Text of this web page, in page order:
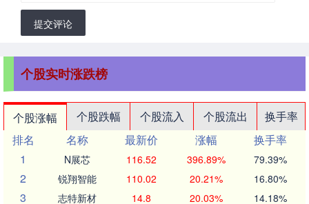
提交评论
个股实时涨跌榜
个股涨幅 个股跌幅 个股流入 个股流出
换手率
排名
名称 最新价 涨幅
换手率
1
N展芯 116.52 396.89% 79.39%
2 锐翔智能 110.02 20.21% 16.80%
3 志特新材 14.8 20.03% 14.18%